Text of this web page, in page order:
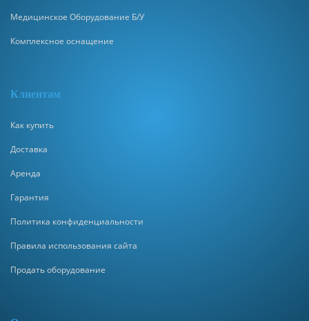
Медицинское Оборудование Б/У
Комплексное оснащение
Клиентам
Как купить
Доставка
Аренда
Гарантия
Политика конфиденциальности
Правила использования сайта
Продать оборудование